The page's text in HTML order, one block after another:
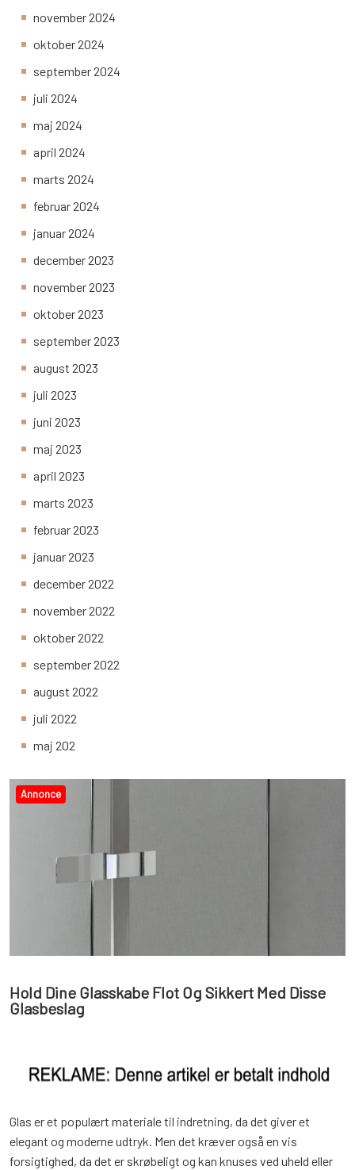
Annonce
Hold Dine Glasskabe Flot Og Sikkert Med Disse
Glasbeslag
Glas er et populært materiale til indretning, da det giver et
elegant og moderne udtryk. Men det kræver også en vis
forsigtighed, da det er skrøbeligt og kan knuses ved uheld eller
november 2024
oktober 2024
september 2024
juli 2024
maj 2024
april 2024
marts 2024
februar 2024
januar 2024
december 2023
november 2023
oktober 2023
september 2023
august 2023
juli 2023
juni 2023
maj 2023
april 2023
marts 2023
februar 2023
januar 2023
december 2022
november 2022
oktober 2022
september 2022
august 2022
juli 2022
maj 202